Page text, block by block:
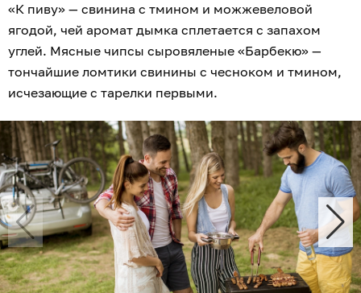
«К пиву» — свинина с тмином и можжевеловой
ягодой, чей аромат дымка сплетается с запахом
углей. Мясные чипсы сыровяленые «Барбекю» —
тончайшие ломтики свинины с чесноком и тмином,
исчезающие с тарелки первыми.